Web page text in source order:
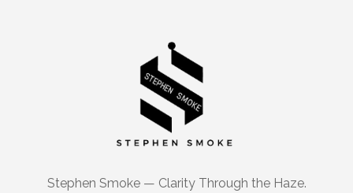
Stephen Smoke — Clarity Through the Haze.